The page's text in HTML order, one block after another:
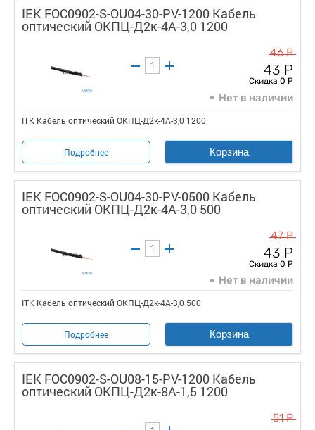
IEK FOC0902-S-OU04-30-PV-1200 Кабель
оптический ОКПЦ-Д2к-4А-3,0 1200
46 Р
43 Р
Скидка 0 Р
Нет в наличии
ITK Кабель оптический ОКПЦ-Д2к-4А-3,0 1200
Подробнее Корзина
IEK FOC0902-S-OU04-30-PV-0500 Кабель
оптический ОКПЦ-Д2к-4А-3,0 500
47 Р
43 Р
Скидка 0 Р
Нет в наличии
ITK Кабель оптический ОКПЦ-Д2к-4А-3,0 500
Подробнее Корзина
IEK FOC0902-S-OU08-15-PV-1200 Кабель
оптический ОКПЦ-Д2к-8А-1,5 1200
51 Р